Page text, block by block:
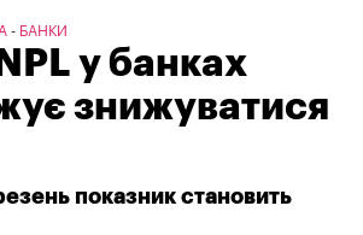
БАНКИ
у банках
знижуватися
показник становить